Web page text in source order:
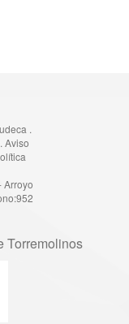
.
Aviso
Arroyo
Torremolinos